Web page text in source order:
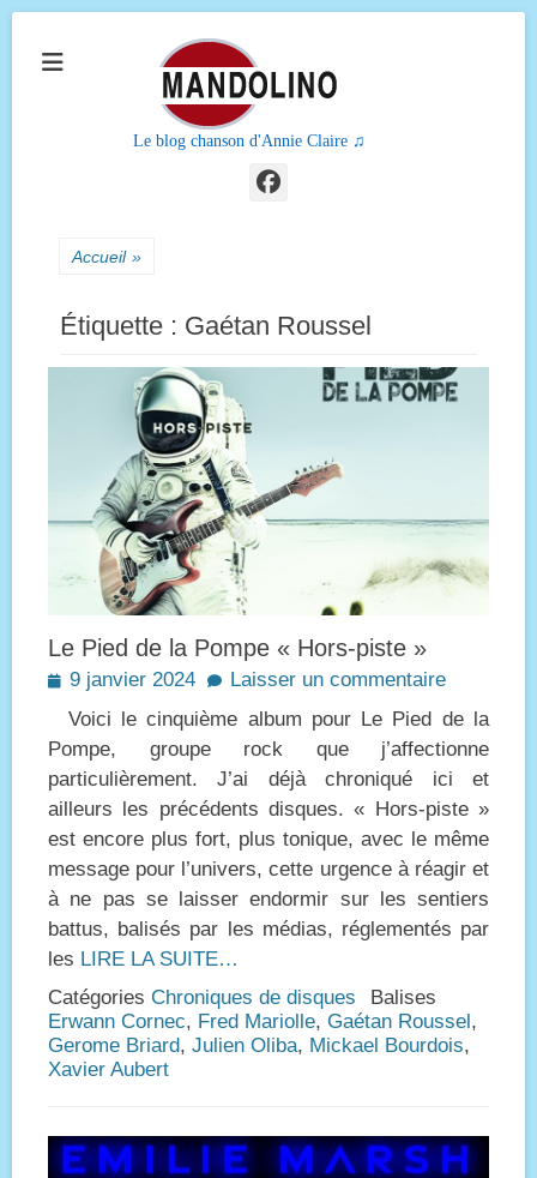
Le blog chanson d'Annie Claire ♫
Facebook
Accueil »
Étiquette : Gaétan Roussel
Le Pied de la Pompe « Hors-piste »
Posted
9 janvier 2024
Laisser un commentaire
Voici le cinquième album pour Le Pied de la
Pompe, groupe rock que j’affectionne
particulièrement. J’ai déjà chroniqué ici et
ailleurs les précédents disques. « Hors-piste »
est encore plus fort, plus tonique, avec le même
message pour l’univers, cette urgence à réagir et
à ne pas se laisser endormir sur les sentiers
battus, balisés par les médias, réglementés par
les LIRE LA SUITE…
Catégories Chroniques de disques
Balises
Erwann Cornec, Fred Mariolle, Gaétan Roussel,
Gerome Briard, Julien Oliba, Mickael Bourdois,
Xavier Aubert